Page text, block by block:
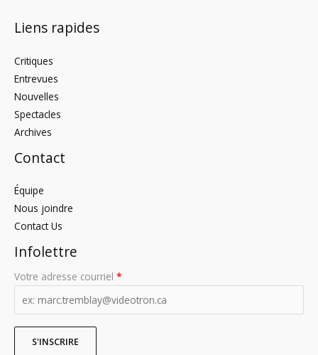
Liens rapides
Critiques
Entrevues
Nouvelles
Spectacles
Archives
Contact
Équipe
Nous joindre
Contact Us
Infolettre
Votre adresse courriel *